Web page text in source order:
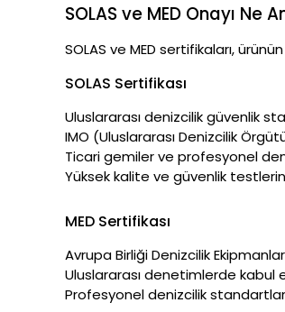
SOLAS ve MED Onayı Ne
SOLAS ve MED sertifikaları,
SOLAS Sertifikası
Uluslararası denizcilik güvenlik
IMO (Uluslararası Denizcilik
Ticari gemiler ve profesyonel
Yüksek kalite ve güvenlik
MED Sertifikası
Avrupa Birliği Denizcilik
Uluslararası denetimlerde kabul
Profesyonel denizcilik